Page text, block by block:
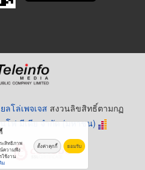
ลโล่เพจเจส สงวนลิขสิทธิ์ตามกฏ
โฟ มีเดีย จำกัด (มหาชน)
ะสิทธิภาพ
ความพึง
ใช้งาน
ม
ตั้งค่าคุกกี้ ยอมรับ